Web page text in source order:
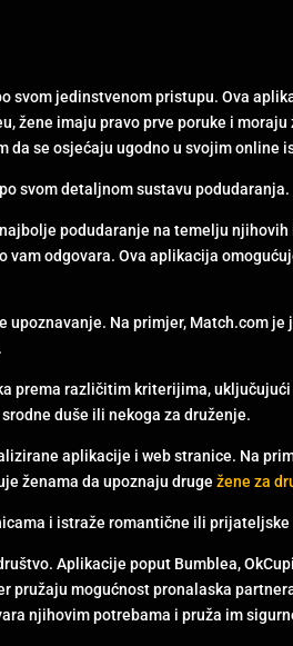
jedinstvenom pristupu. Ova
žene imaju pravo prve poruke i
da se osjećaju ugodno u svojim online
svom detaljnom sustavu podudaranja.
podudaranje na temelju
odgovara. Ova aplikacija
Na primjer, Match.com
različitim kriterijima,
duše ili nekoga za druženje.
aplikacije i web stranice. Na
ženama da upoznaju druge žene za
i istraže romantične ili prijateljske
Aplikacije poput Bumblea,
mogućnost pronalaska
njihovim potrebama i pruža im